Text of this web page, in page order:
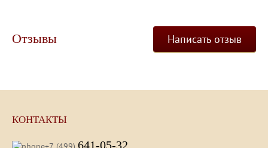
Отзывы Написать отзыв
КОНТАКТЫ
641-05-32